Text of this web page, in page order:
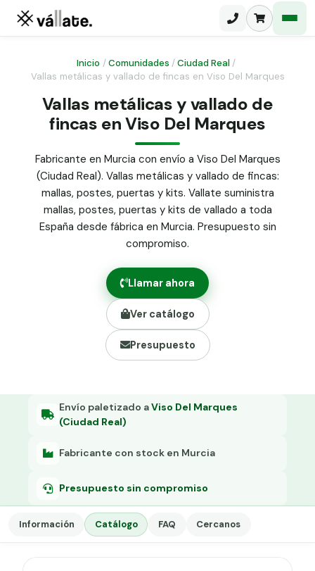
Malla ganadera
Malla simple torsión
Malla triple torsión
Panel malla H.
Puerta abatible dos hojas
Puerta acceso peatonal
Poste malla Hércules
Poste malla simple torsión
Alambre de espino galvanizado
Abrazadera PVC malla H.
Grapa malla H.
Grapadora
Tensor galvanizado
Inicio /Comunidades /Ciudad Real /
Vallas metálicas y vallado de fincas en Viso Del Marques
Vallas metálicas y vallado de
fincas en Viso Del Marques
Fabricante en Murcia con envío a Viso Del Marques
(Ciudad Real). Vallas metálicas y vallado de fincas:
mallas, postes, puertas y kits. Vallate suministra
mallas, postes, puertas y kits de vallado a toda
España desde fábrica en Murcia. Presupuesto sin
compromiso.
Llamar ahora
Ver catálogo
Presupuesto
Envío paletizado aViso Del Marques
(Ciudad Real)
Fabricante con stock en Murcia
Presupuesto sin compromiso
Información Catálogo FAQ Cercanos